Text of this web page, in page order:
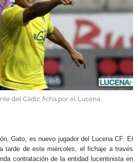
del Cádiz, ficha por el Lucena
Gato, es nuevo jugador del Lucena CF. El
tarde de este miércoles, el fichaje a través
contratación de la entidad lucentinista en